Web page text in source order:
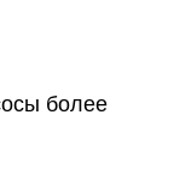
более